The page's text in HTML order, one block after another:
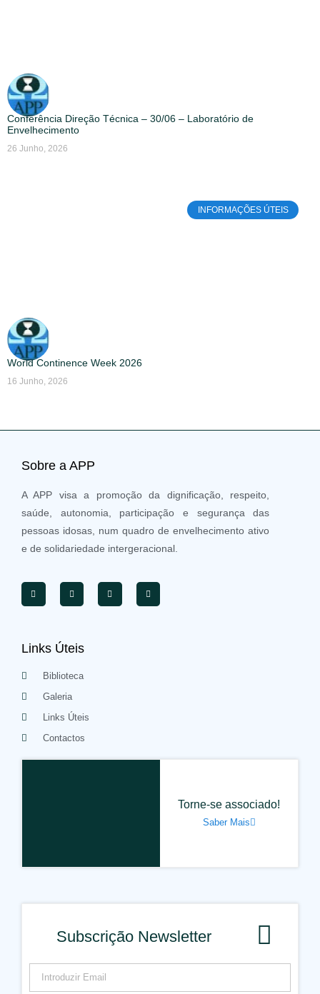
Conferência Direção Técnica – 30/06 – Laboratório de
Envelhecimento
26 Junho, 2026
INFORMAÇÕES ÚTEIS
World Continence Week 2026
16 Junho, 2026
Sobre a APP
A APP visa a promoção da dignificação, respeito,
saúde, autonomia, participação e segurança das
pessoas idosas, num quadro de envelhecimento ativo
e de solidariedade intergeracional.
Links Úteis
Biblioteca
Galeria
Links Úteis
Contactos
Torne-se associado!
Saber Mais
Subscrição Newsletter